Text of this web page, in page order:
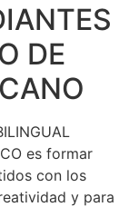
DE
es formar
con los
y para